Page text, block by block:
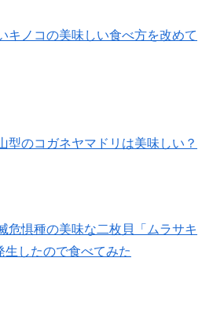
キノコの美味しい食べ方を改めて
型のコガネヤマドリは美味しい？
危惧種の美味な二枚貝「ムラサキ
生したので食べてみた